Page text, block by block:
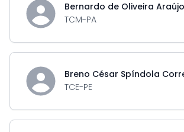
Bernardo de Oliveira Araújo
TCM-PA
Breno César Spíndola
TCE-PE